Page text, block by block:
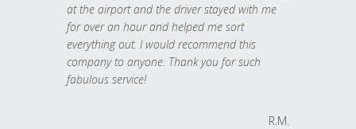
at the airport and the driver stayed with me
for over an hour and helped me sort
everything out. I would recommend this
company to anyone. Thank you for such
fabulous service!
R.M.